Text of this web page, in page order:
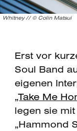
Whitney // © Colin Matsui
Erst vor
Soul Band
eigenen
„Take Me
legen sie
„Hammond